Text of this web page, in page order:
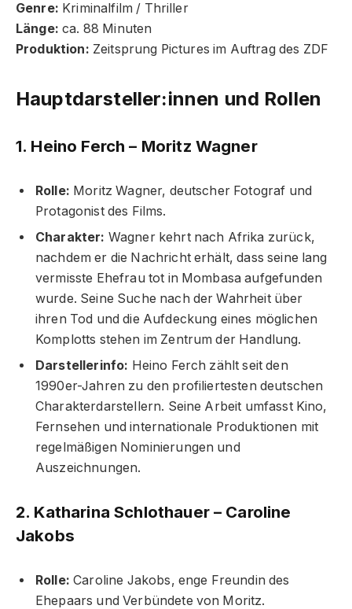
Genre: Kriminalfilm / Thriller
Länge: ca. 88 Minuten
Produktion: Zeitsprung Pictures im Auftrag des ZDF
Hauptdarsteller:innen und Rollen
1. Heino Ferch – Moritz Wagner
Rolle: Moritz Wagner, deutscher Fotograf und
Protagonist des Films.
Charakter: Wagner kehrt nach Afrika zurück,
nachdem er die Nachricht erhält, dass seine lang
vermisste Ehefrau tot in Mombasa aufgefunden
wurde. Seine Suche nach der Wahrheit über
ihren Tod und die Aufdeckung eines möglichen
Komplotts stehen im Zentrum der Handlung.
Darstellerinfo: Heino Ferch zählt seit den
1990er-Jahren zu den profiliertesten deutschen
Charakterdarstellern. Seine Arbeit umfasst Kino,
Fernsehen und internationale Produktionen mit
regelmäßigen Nominierungen und
Auszeichnungen.
2. Katharina Schlothauer – Caroline
Jakobs
Rolle: Caroline Jakobs, enge Freundin des
Ehepaars und Verbündete von Moritz.